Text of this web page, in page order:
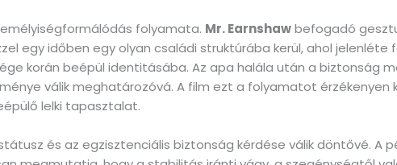
folyamata. Mr. Earnshawbefogadó
egy időben egy olyan családi struktúrába kerül, ahol
korán beépül identitásába. Az apa halála után a biztonság
válik meghatározóvá. A film ezt a folyamatot
lelki tapasztalat.
és az egzisztenciális biztonság kérdése válik döntővé. A